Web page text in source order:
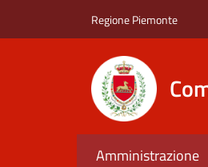
Regione Piemonte
Amministrazione